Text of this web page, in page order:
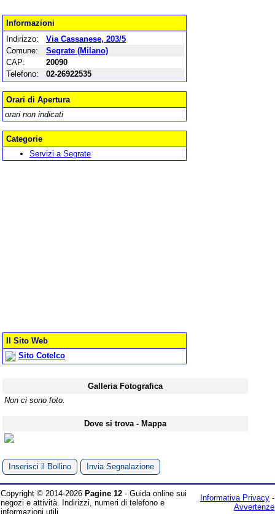
Informazioni
Indirizzo:
Via Cassanese, 203/5
Comune:
Segrate (Milano)
CAP:
20090
Telefono:
02-26922535
Orari di Apertura
orari non indicati
Categorie
Servizi a Segrate
Il Sito Web
Sito Cotelco
Galleria Fotografica
Non ci sono foto.
Dove si trova - Mappa
Inserisci il Bollino Invia Segnalazione
Copyright © 2014-2026 Pagine 12 - Guida online sui
negozi e attività. Indirizzi, numeri di telefono e
informazioni utili.
Informativa Privacy -
Avvertenze